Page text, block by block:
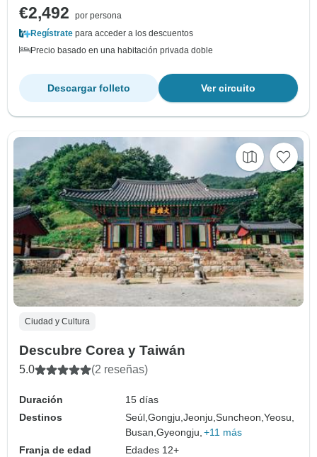
€2,492
por persona
Regístrate para acceder a los descuentos
Precio basado en una habitación privada doble
Ver circuito
Descargar folleto
Ciudad y Cultura
Descubre Corea y Taiwán
5.0 (2 reseñas)
Duración
15 días
Destinos
Seúl,Gongju,Jeonju,Suncheon,Yeosu,
Busan,Gyeongju, +11 más
Franja de edad
Edades 12+